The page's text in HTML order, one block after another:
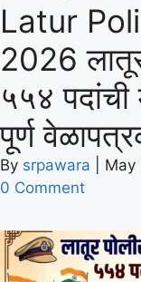
Latur
2026
५५४ पदांची
पूर्ण
By srpawara
May
0 Comment